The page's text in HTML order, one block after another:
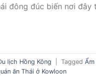
đông đúc biến nơi đây
lịch Hồng Kông Tagged
ăn Thái ở Kowloon